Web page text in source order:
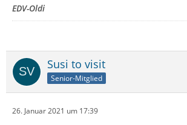
EDV-Oldi
Susi to visit
Senior-Mitglied
26. Januar 2021 um 17:39